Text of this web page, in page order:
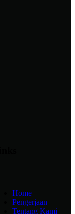
Home
Pengerjaan
Tentang Kami